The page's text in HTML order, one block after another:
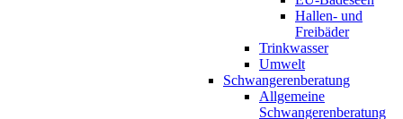
Hallen- und
Freibäder
Trinkwasser
Umwelt
Schwangerenberatung
Allgemeine
Schwangerenberatung